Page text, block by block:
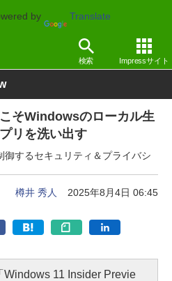
by Translate
検索 Impressサイト
Windows
そWindowsのローカル生
リを洗い出す
御するセキュリティ＆プライバシ
樽井 秀人 2025年8月4日 06:45
11 Insider Previe